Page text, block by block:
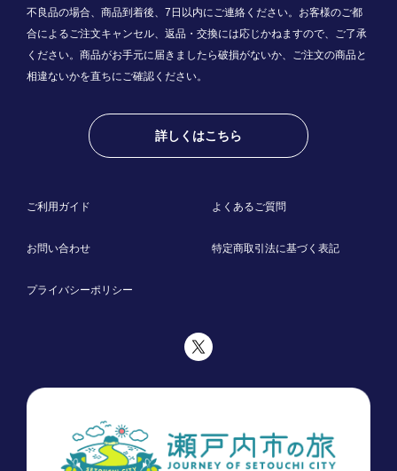
不良品の場合、商品到着後、7日以内にご連絡ください。お客様のご都
合によるご注文キャンセル、返品・交換には応じかねますので、ご了承
ください。商品がお手元に届きましたら破損がないか、ご注文の商品と
相違ないかを直ちにご確認ください。
詳しくはこちら
ご利用ガイド よくあるご質問
お問い合わせ 特定商取引法に基づく表記
プライバシーポリシー